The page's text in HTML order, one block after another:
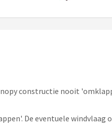
constructie nooit
De eventuele